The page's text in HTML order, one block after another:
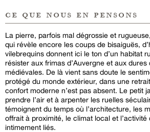
ce que nous en pensons
La pierre, parfois mal dégrossie et
qui révèle encore les coups de bisaiguës,
vilebrequins donnent ici le ton d’un habitat
résister aux frimas d’Auvergne et aux
médiévales. De là vient sans doute le
protégé du monde extérieur, dans une
confort moderne n’est pas absent. Le petit
prendre l’air et à arpenter les ruelles
témoignent du temps où l’architecture, les
offrait à proximité, le climat local et
intimement liés.